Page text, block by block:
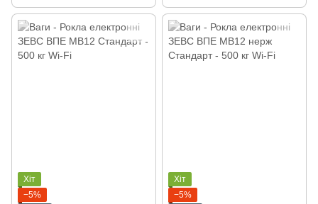
Хіт
−5%
Хіт
−5%